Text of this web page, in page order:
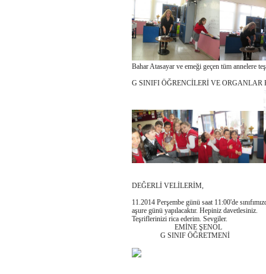
Bahar Atasayar ve emeği geçen tüm annelere
G SINIFI ÖĞRENCİLERİ VE ORGANLAR
DEĞERLİ VELİLERİM,
11.2014 Perşembe günü saat 11:00'de
aşure günü yapılacaktır. Hepiniz davetlesiniz.
Teşriflerinizi rica ederim. Sevgiler.
EMİNE ŞENOL
G SINIF ÖĞRETMENİ